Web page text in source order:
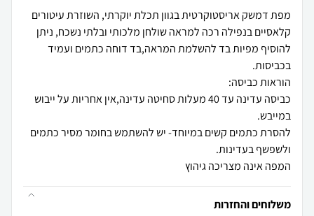
מפת דמשק אריסטוקרטית בגוון תכלת יוקרתי, השוזרת עיטורים
קלאסיים בנפילה רכה למראה שולחן מלכותי ובלתי נשכח, ניתן
להוסיף מפיות בד להשלמת המראה,בד דוחה כתמים ועמיד
כביסה עדינה עד 40 מעלות סחיטה עדינה,אין אחריות על ייבוש
להסרת כתמים קשים במיוחד- יש להשתמש בחומר מסיר כתמים
המפה אינה מצריכה גיהוץ
משלוחים והחזרות